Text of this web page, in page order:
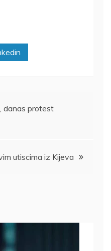
danas protest
utiscima iz Kijeva